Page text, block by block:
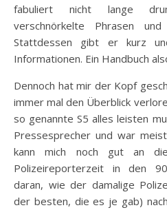
fabuliert nicht lange
verschnörkelte Phrasen und
Stattdessen gibt er kurz
Informationen. Ein Handbuch
Dennoch hat mir der Kopf
immer mal den Überblick
so genannte S5 alles leisten
Pressesprecher und war
kann mich noch gut an
Polizeireporterzeit in den
daran, wie der damalige
der besten, die es je gab)